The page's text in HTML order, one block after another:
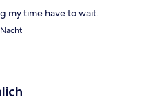
my time have to wait.